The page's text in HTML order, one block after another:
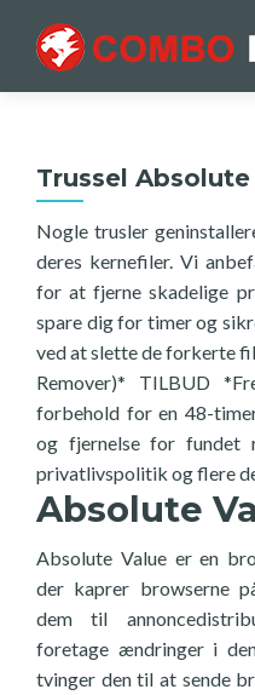
Trussel
Nogle trusler
deres kernefiler. Vi
for at fjerne skadelige
spare dig for timer og
ved at slette de forkerte
Remover)* TILBUD
forbehold for en 48-
og fjernelse for fundet
privatlivspolitik og flere
Absolute
Absolute Value er en
der kaprer browserne
dem til
foretage ændringer i
tvinger den til at sende